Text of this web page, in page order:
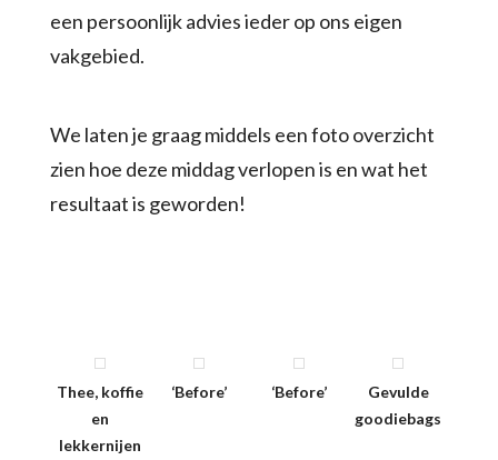
een persoonlijk advies ieder op ons eigen
vakgebied.
We laten je graag middels een foto overzicht
zien hoe deze middag verlopen is en wat het
resultaat is geworden!
Thee, koffie
en
lekkernijen
‘Before’ ‘Before’
Gevulde
goodiebags